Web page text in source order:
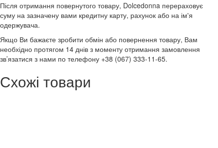
Після отримання повернутого товару, Dolcedonna перераховує
суму на зазначену вами кредитну карту, рахунок або на ім'я
одержувача.
Якщо Ви бажаєте зробити обмін або повернення товару, Вам
необхідно протягом 14 днів з моменту отримання замовлення
зв’язатися з нами по телефону +38 (067) 333-11-65.
Схожі товари